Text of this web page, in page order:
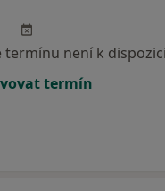
termínu není k dispozici
termín